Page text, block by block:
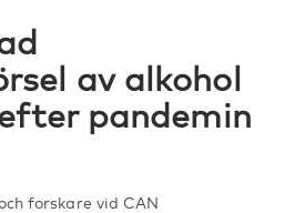
av alkohol
pandemin
forskare vid CAN